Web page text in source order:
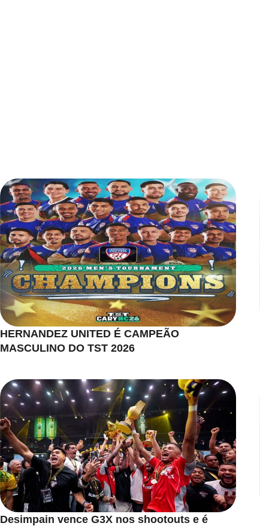
HERNANDEZ UNITED É CAMPEÃO
MASCULINO DO TST 2026
Desimpain vence G3X nos shootouts e é